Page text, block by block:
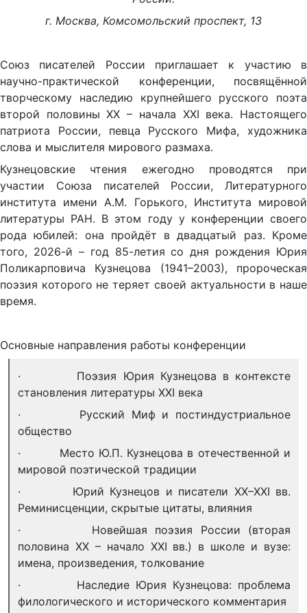
г. Москва, Комсомольский проспект, 13
Союз писателей России приглашает к участию в
научно-практической конференции, посвящённой
творческому наследию крупнейшего русского поэта
второй половины ХХ – начала XXI века. Настоящего
патриота России, певца Русского Мифа, художника
слова и мыслителя мирового размаха.
Кузнецовские чтения ежегодно проводятся при
участии Союза писателей России, Литературного
института имени А.М. Горького, Института мировой
литературы РАН. В этом году у конференции своего
рода юбилей: она пройдёт в двадцатый раз. Кроме
того, 2026-й – год 85-летия со дня рождения Юрия
Поликарповича Кузнецова (1941–2003), пророческая
поэзия которого не теряет своей актуальности в наше
время.
Основные направления работы конференции
· Поэзия Юрия Кузнецова в контексте
становления литературы XXI века
· Русский Миф и постиндустриальное
общество
· Место Ю.П. Кузнецова в отечественной и
мировой поэтической традиции
· Юрий Кузнецов и писатели XX–XXI вв.
Реминисценции, скрытые цитаты, влияния
· Новейшая поэзия России (вторая
половина XX – начало XXI вв.) в школе и вузе:
имена, произведения, толкование
· Наследие Юрия Кузнецова: проблема
филологического и исторического комментария